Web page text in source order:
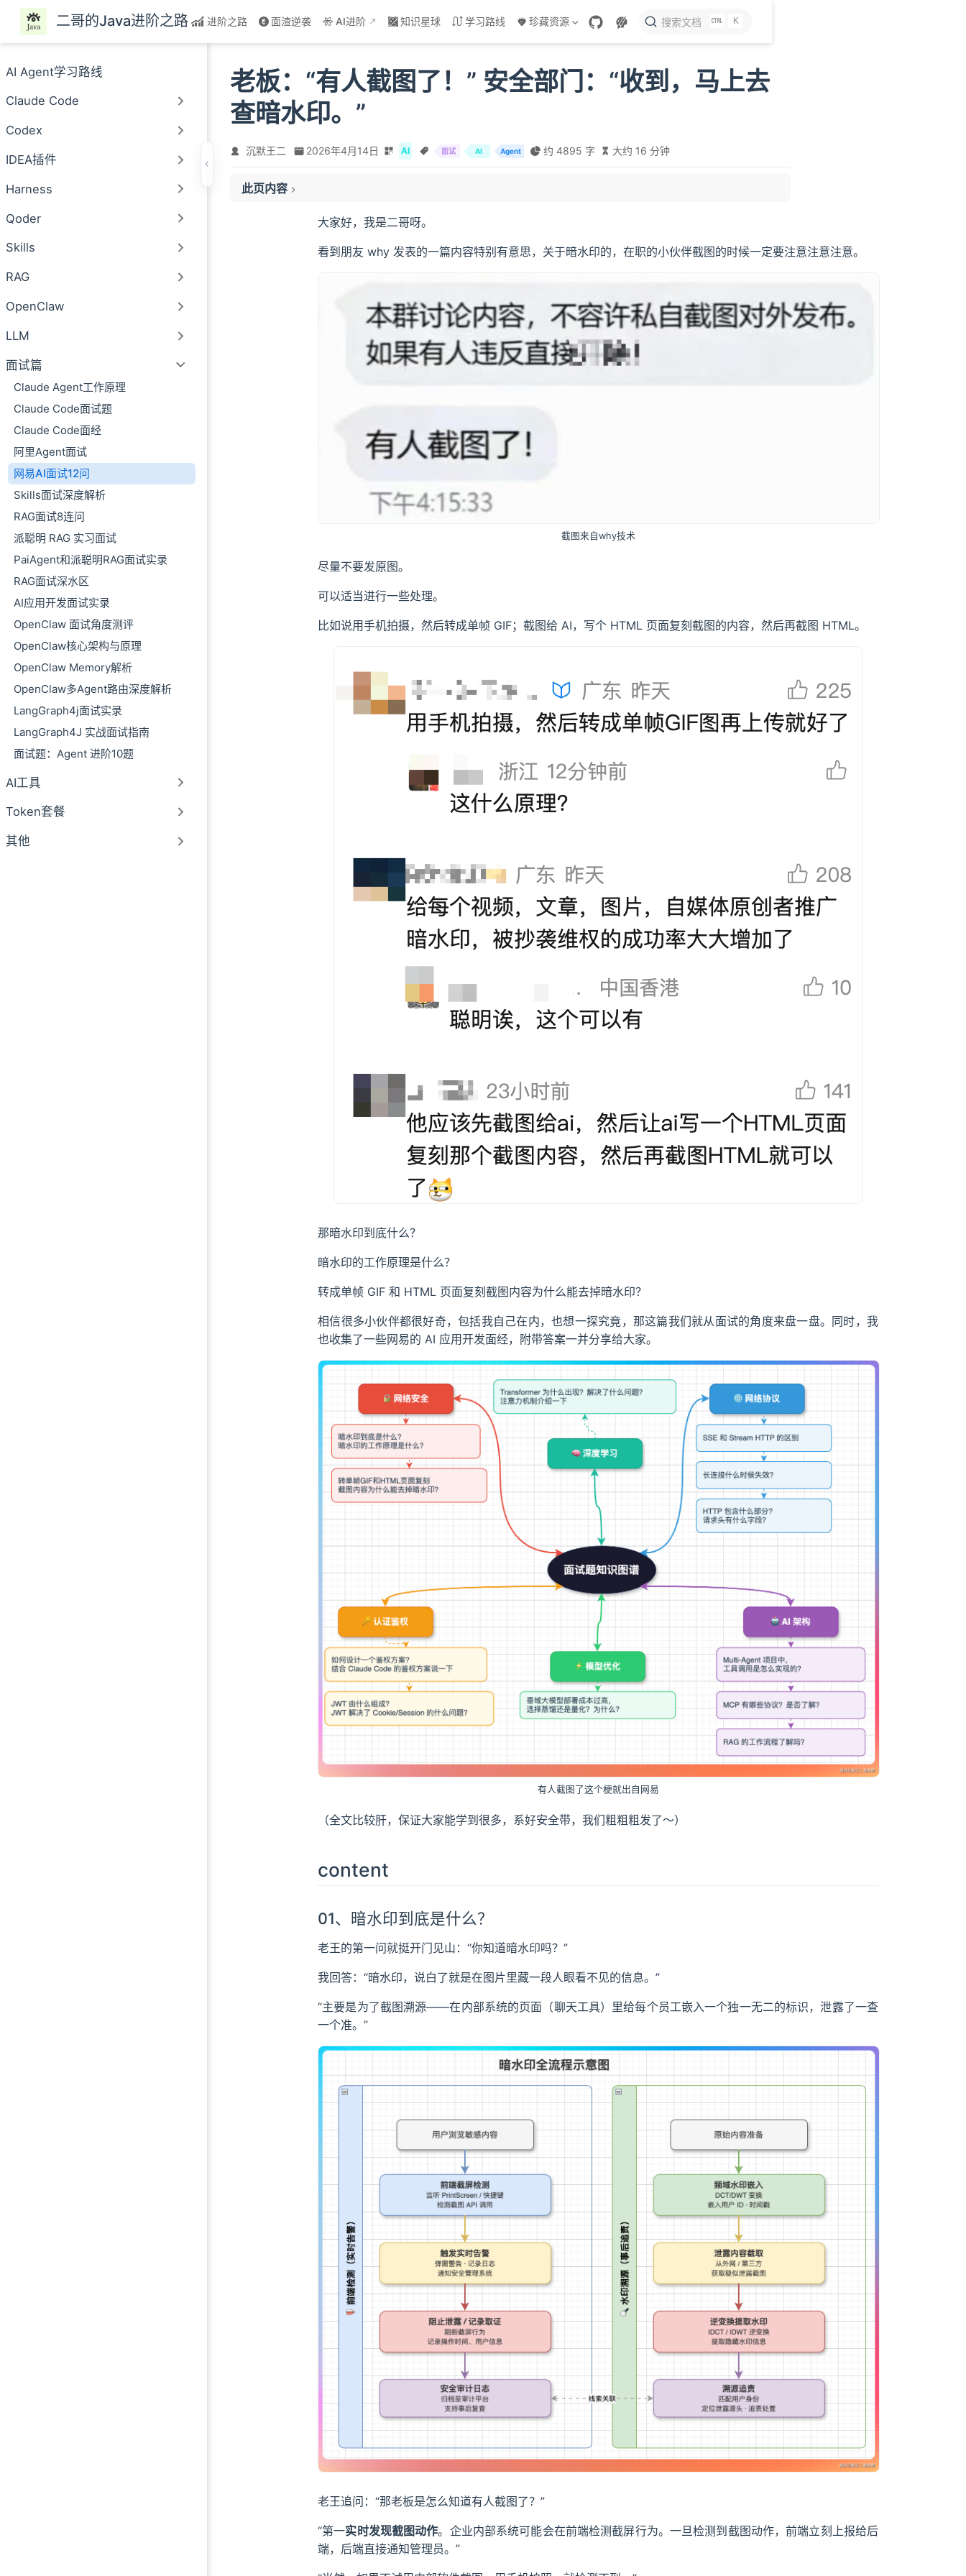
跳至主要內容
二哥的Java进阶之路 进阶之路 面渣逆袭 AI进阶 知识星球 学习路线 珍藏资源 搜索文档 K
AI Agent学习路线
Claude Code
Codex
IDEA插件
Harness
Qoder
Skills
RAG
OpenClaw
LLM
面试篇
Claude Agent工作原理
Claude Code面试题
Claude Code面经
阿里Agent面试
网易AI面试12问
Skills面试深度解析
RAG面试8连问
派聪明 RAG 实习面试
PaiAgent和派聪明RAG面试实录
RAG面试深水区
AI应用开发面试实录
OpenClaw 面试角度测评
OpenClaw核心架构与原理
OpenClaw Memory解析
OpenClaw多Agent路由深度解析
LangGraph4j面试实录
LangGraph4J 实战面试指南
面试题：Agent 进阶10题
AI工具
Token套餐
其他
老板：“有人截图了！” 安全部门：“收到，马上去
查暗水印。”
沉默王二 2026年4月14日 AI 面试 AI Agent 约 4895 字 大约 16 分钟
此页内容
01、暗水印到底是什么？
03、SSE 和 Streamable HTTP 有什么区别？
04、长连接啥时候会失效？
07、JWT 由什么组成？解决了 Cookie 和 Session 的什么问题？
08、Multi-Agent 项目中，工具调用是怎么实现的？
10、RAG 的工作流程了解吗？
大家好，我是二哥呀。
看到朋友 why 发表的一篇内容特别有意思，关于暗水印的，在职的小伙伴截图的时候一定要注意注意注意。
截图来自why技术
尽量不要发原图。
可以适当进行一些处理。
比如说用手机拍摄，然后转成单帧 GIF；截图给 AI，写个 HTML 页面复刻截图的内容，然后再截图 HTML。
那暗水印到底什么？
暗水印的工作原理是什么？
转成单帧 GIF 和 HTML 页面复刻截图内容为什么能去掉暗水印？
相信很多小伙伴都很好奇，包括我自己在内，也想一探究竟，那这篇我们就从面试的角度来盘一盘。同时，我
也收集了一些网易的 AI 应用开发面经，附带答案一并分享给大家。
有人截图了这个梗就出自网易
（全文比较肝，保证大家能学到很多，系好安全带，我们粗粗粗发了～）
content
01、暗水印到底是什么？
老王的第一问就挺开门见山：“你知道暗水印吗？”
我回答：“暗水印，说白了就是在图片里藏一段人眼看不见的信息。”
“主要是为了截图溯源——在内部系统的页面（聊天工具）里给每个员工嵌入一个独一无二的标识，泄露了一查
一个准。”
老王追问：“那老板是怎么知道有人截图了？”
“第一实时发现截图动作。企业内部系统可能会在前端检测截屏行为。一旦检测到截图动作，前端立刻上报给后
端，后端直接通知管理员。”